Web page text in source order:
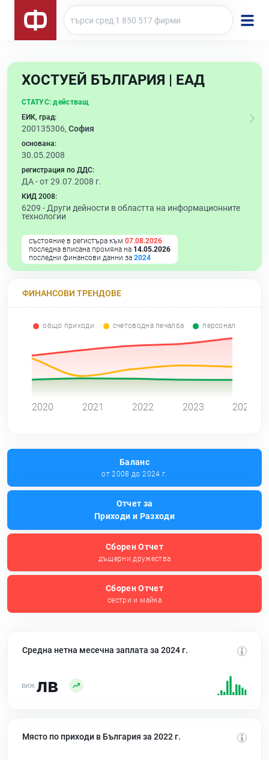
ХОСТУЕЙ БЪЛГАРИЯ | ЕАД
СТАТУС: действащ
ЕИК, град:
200135306, София
основана:
30.05.2008
регистрация по ДДС:
ДА - от 29.07.2008 г.
КИД 2008:
6209 - Други дейности в областта на информационните
технологии
състояние в регистъра към 07.08.2026
последна вписана промяна на 14.05.2026
последни финансови данни за 2024
ФИНАНСОВИ ТРЕНДОВЕ
общо приходи счетоводна печалба персонал
2020 2021 2022 2023 2024
Баланс
от 2008 до 2024 г.
Отчет за
Приходи и Разходи
Сборен Отчет
дъщерни дружества
Сборен Отчет
сестри и майка
Средна нетна месечна заплата за 2024 г.
лв
Място по приходи в България за 2022 г.